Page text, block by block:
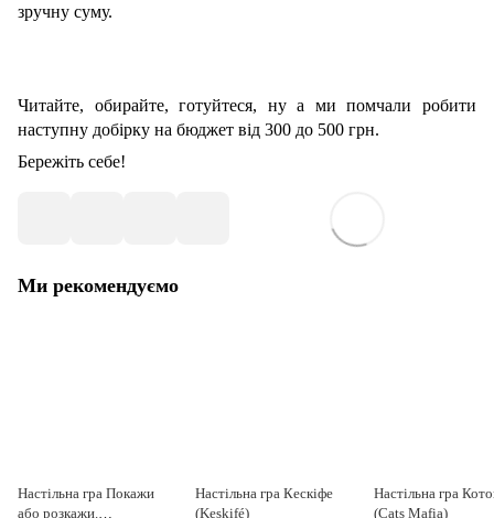
зручну суму.
Читайте, обирайте, готуйтеся, ну а ми помчали робити
наступну добірку на бюджет від 300 до 500 грн.
Бережіть себе!
Ми рекомендуємо
Настільна гра Покажи
або розкажи.
Настільна гра Кескіфе
(Keskifé)
Настільна гра
(Cats Mafia)